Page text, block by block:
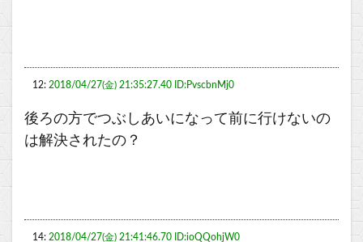
12: 2018/04/27(金) 21:35:27.40 ID:PvscbnMj0
後ろの方でつぶしあいになって前に行けないの
は解決されたの？
14: 2018/04/27(金) 21:41:46.70 ID:ioQQohjW0